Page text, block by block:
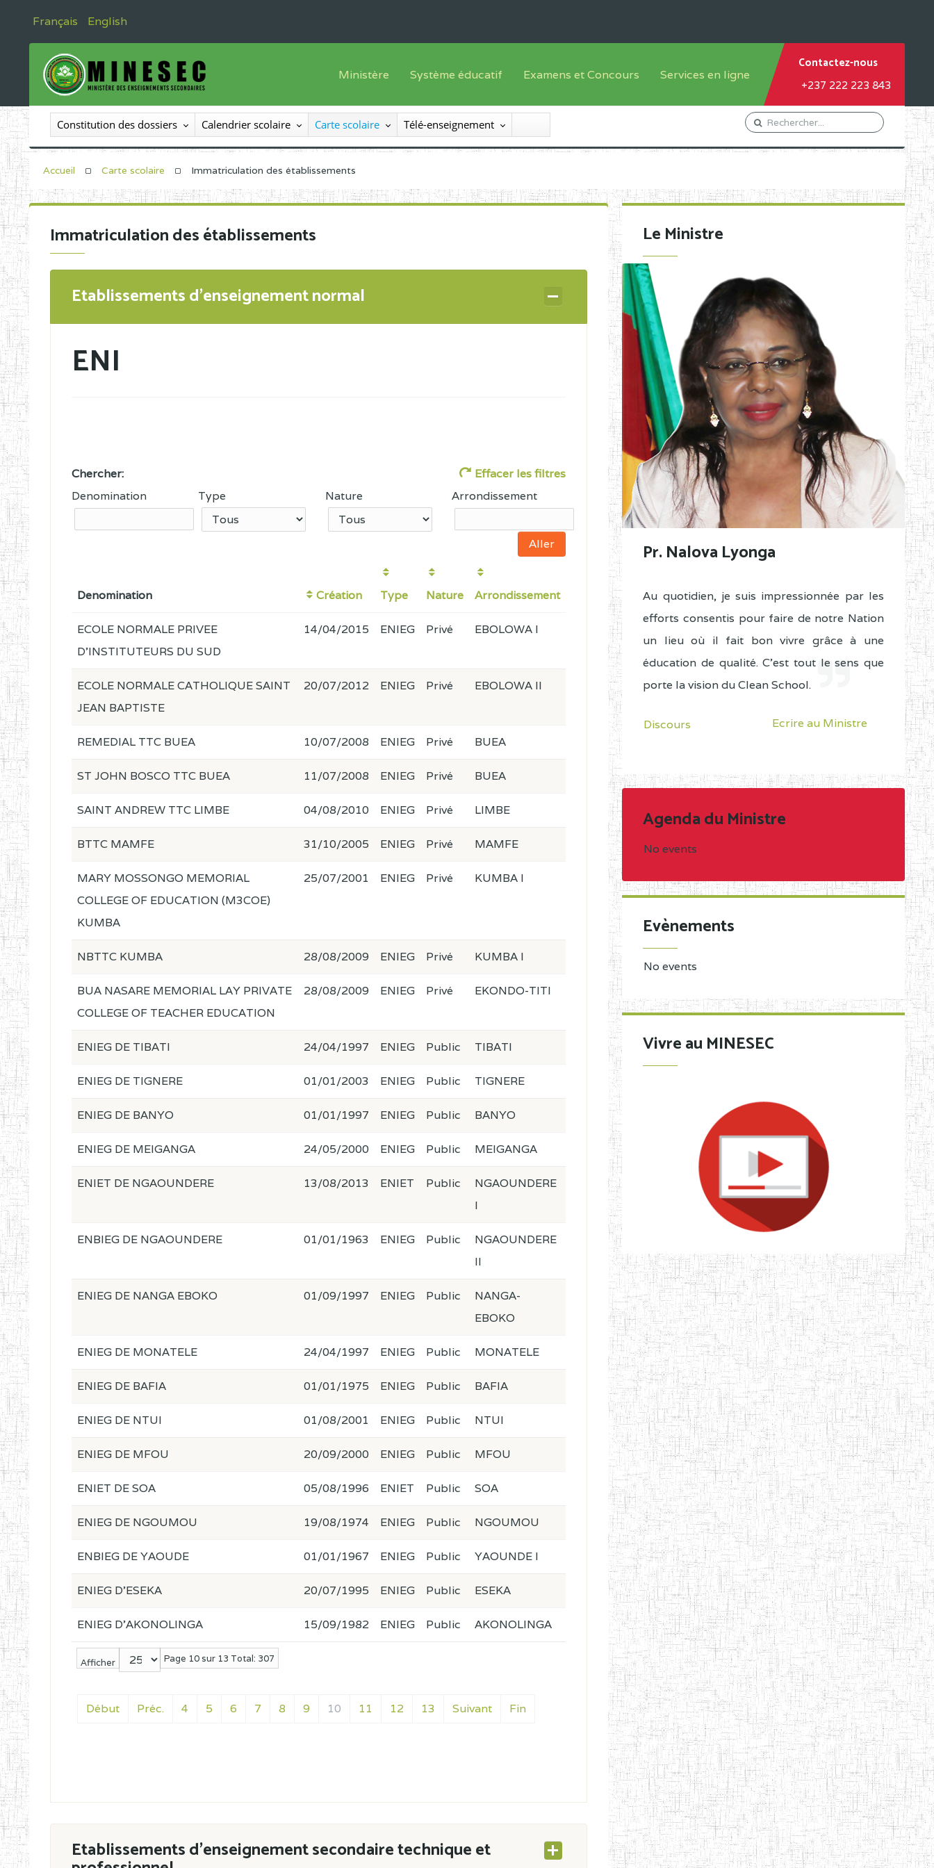
Français English
Ministère
Le Ministre
Le SEESEN
Inspection Générale des Enseignements
Organigramme
Système éducatif
Offre de formation
Sous système francophone
Progammes d'études
Examens et Concours
Inscriptions
Liste des candidats
Diplômes disponibles
Services en ligne
Orientation Conseil
Gestion du Personnel
Demande de subvention
Contactez-nous
+237 222 223 843
Constitution des dossiers Calendrier scolaire Carte scolaire Télé-enseignement
Accueil Carte scolaire Immatriculation des établissements
Immatriculation des établissements
Etablissements d'enseignement normal
ENI
Chercher:
Effacer les filtres
Denomination
Type Nature Arrondissement
Denomination Création Type Nature Arrondissement
Afficher Page 10 sur 13 Total: 307
Début Préc. 4 5 6 7 8 9 10 11 12 13 Suivant Fin
ECOLE NORMALE PRIVEE
D'INSTITUTEURS DU SUD
14/04/2015 ENIEG Privé EBOLOWA I
ECOLE NORMALE CATHOLIQUE SAINT
JEAN BAPTISTE
20/07/2012 ENIEG Privé EBOLOWA II
REMEDIAL TTC BUEA 10/07/2008 ENIEG Privé BUEA
ST JOHN BOSCO TTC BUEA 11/07/2008 ENIEG Privé BUEA
SAINT ANDREW TTC LIMBE 04/08/2010 ENIEG Privé LIMBE
BTTC MAMFE 31/10/2005 ENIEG Privé MAMFE
MARY MOSSONGO MEMORIAL
COLLEGE OF EDUCATION (M3COE)
KUMBA
25/07/2001 ENIEG Privé KUMBA I
NBTTC KUMBA 28/08/2009 ENIEG Privé KUMBA I
BUA NASARE MEMORIAL LAY PRIVATE
COLLEGE OF TEACHER EDUCATION
28/08/2009 ENIEG Privé EKONDO-TITI
ENIEG DE TIBATI 24/04/1997 ENIEG Public TIBATI
ENIEG DE TIGNERE 01/01/2003 ENIEG Public TIGNERE
ENIEG DE BANYO 01/01/1997 ENIEG Public BANYO
ENIEG DE MEIGANGA 24/05/2000 ENIEG Public MEIGANGA
ENIET DE NGAOUNDERE 13/08/2013 ENIET Public
NGAOUNDERE
I
ENBIEG DE NGAOUNDERE 01/01/1963 ENIEG Public
NGAOUNDERE
II
ENIEG DE NANGA EBOKO 01/09/1997 ENIEG Public
NANGA-
EBOKO
ENIEG DE MONATELE 24/04/1997 ENIEG Public MONATELE
ENIEG DE BAFIA 01/01/1975 ENIEG Public BAFIA
ENIEG DE NTUI 01/08/2001 ENIEG Public NTUI
ENIEG DE MFOU 20/09/2000 ENIEG Public MFOU
ENIET DE SOA 05/08/1996 ENIET Public SOA
ENIEG DE NGOUMOU 19/08/1974 ENIEG Public NGOUMOU
ENBIEG DE YAOUDE 01/01/1967 ENIEG Public YAOUNDE I
ENIEG D'ESEKA 20/07/1995 ENIEG Public ESEKA
ENIEG D'AKONOLINGA 15/09/1982 ENIEG Public AKONOLINGA
Etablissements d'enseignement secondaire technique et
Le Ministre
Pr. Nalova Lyonga
Au quotidien, je suis impressionnée par les
efforts consentis pour faire de notre Nation
un lieu où il fait bon vivre grâce à une
éducation de qualité. C'est tout le sens que
porte la vision du Clean School.
Discours Ecrire au Ministre
Agenda du Ministre
No events
Evènements
No events
Vivre au MINESEC